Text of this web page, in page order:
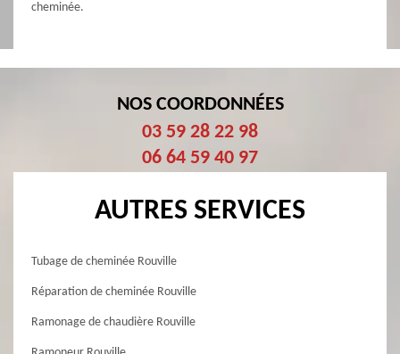
cheminée.
NOS COORDONNÉES
03 59 28 22 98
06 64 59 40 97
AUTRES SERVICES
Tubage de cheminée Rouville
Réparation de cheminée Rouville
Ramonage de chaudière Rouville